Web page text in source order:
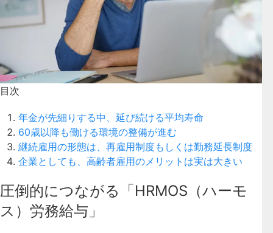
目次
年金が先細りする中、延び続ける平均寿命
60歳以降も働ける環境の整備が進む
継続雇用の形態は、再雇用制度もしくは勤務延長制度
企業としても、高齢者雇用のメリットは実は大きい
圧倒的につながる「HRMOS（ハーモ
ス）労務給与」